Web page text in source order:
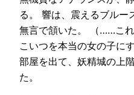
る。 響は、震えるブルー
無言で頷いた。 （……これ
こいつを本当の女の子に
部屋を出て、妖精城の上
た。